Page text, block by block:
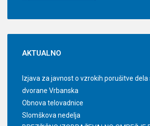
AKTUALNO
Izjava za javnost o vzrokih porušitve
dvorane Vrbanska
Obnova telovadnice
Slomškova nedelja